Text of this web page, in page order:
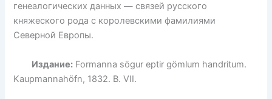
генеалогических данных — связей русского
княжеского рода с королевскими фамилиями
Северной Европы.
Издание: Formanna sögur eptir gömlum handritum.
Kaupmannahöfn, 1832. В. VII.